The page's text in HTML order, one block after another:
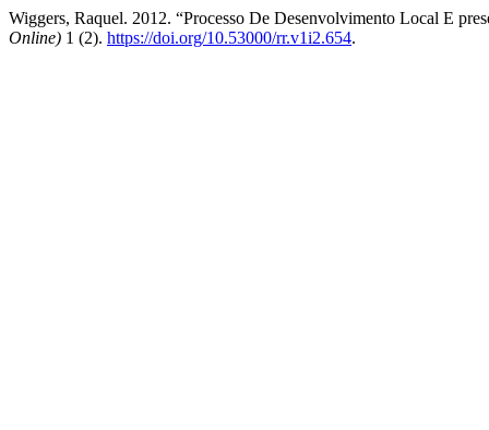
Wiggers, Raquel. 2012. “Processo De Desenvolvimento Local E
Online) 1 (2). https://doi.org/10.53000/rr.v1i2.654.